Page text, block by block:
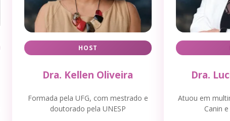
HOST
Dra. Kellen Oliveira
Formada pela UFG, com mestrado e
doutorado pela UNESP
Dra.
Atuou em
Canin